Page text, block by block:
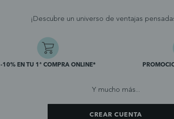
¡Descubre un universo de ventajas
-10% EN TU 1ª COMPRA ONLINE*
Y mucho más...
CREAR CUENTA